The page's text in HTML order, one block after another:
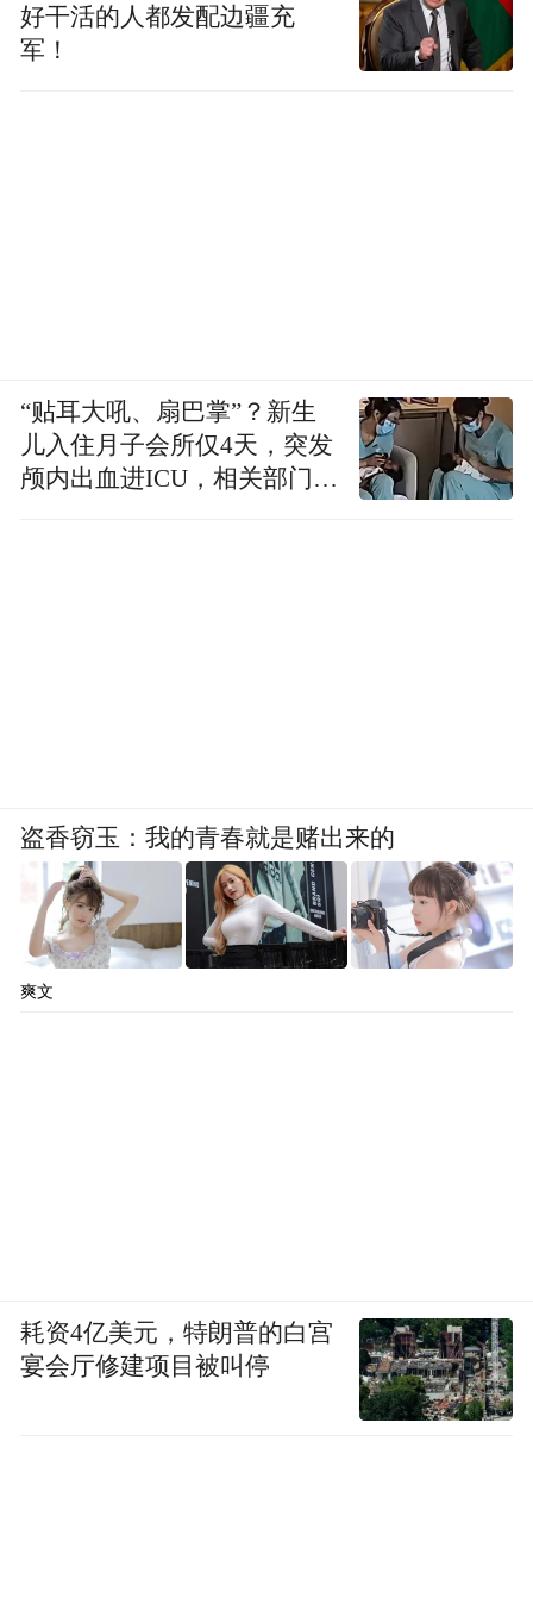
好干活的人都发配边疆充
军！
“贴耳大吼、扇巴掌”？新生
儿入住月子会所仅4天，突发
颅内出血进ICU，相关部门已
盗香窃玉：我的青春就是赌出来的
爽文
耗资4亿美元，特朗普的白宫
宴会厅修建项目被叫停